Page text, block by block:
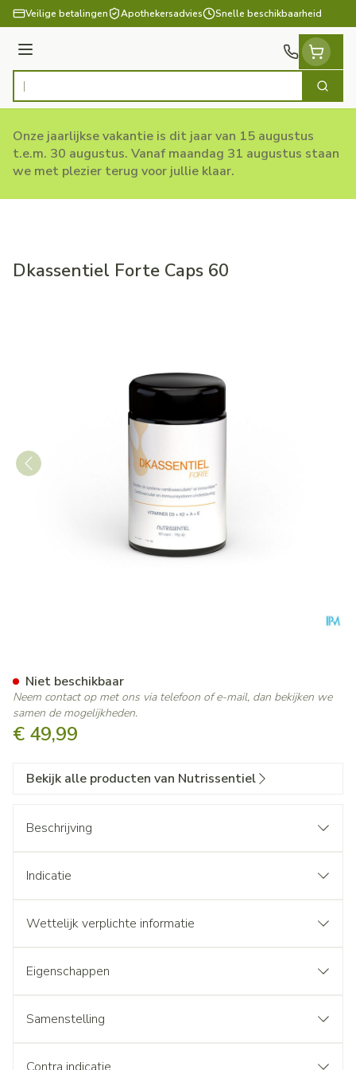
Ga naar de inhoud
Veilige betalingen Apothekersadvies Snelle beschikbaarheid
Menu
Product, merk, categorie... Zoek
Onze jaarlijkse vakantie is dit jaar van 15 augustus
t.e.m. 30 augustus. Vanaf maandag 31 augustus staan
we met plezier terug voor jullie klaar.
Dkassentiel Forte Caps 60
€ 49,99
Niet beschikbaar
Neem contact op met ons via telefoon of e-mail, dan bekijken we
samen de mogelijkheden.
Bekijk alle producten van Nutrissentiel
Beschrijving
Indicatie
Wettelijk verplichte informatie
Eigenschappen
Samenstelling